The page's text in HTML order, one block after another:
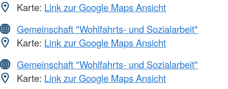
Karte: Link zur Google Maps Ansicht
Gemeinschaft "Wohlfahrts- und Sozialarbeit"
Karte: Link zur Google Maps Ansicht
Gemeinschaft "Wohlfahrts- und Sozialarbeit"
Karte: Link zur Google Maps Ansicht